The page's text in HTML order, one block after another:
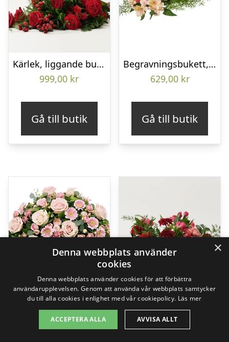
Kärlek, liggande bukett
999,00 kr
Gå till butik
Begravningsbukett, Omtanke
629,00 kr
Gå till butik
×
Denna webbplats använder
cookies
Denna webbplats använder cookies för att förbättra
användarupplevelsen. Genom att använda vår webbplats samtycker
du till alla cookies i enlighet med vår cookiepolicy. Läs mer
ACCEPTERA ALLA AVVISA ALLT